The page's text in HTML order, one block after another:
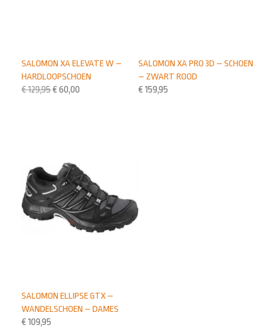
SALOMON XA PRO 3D – SCHOEN
– ZWART ROOD
€ 159,95
SALOMON XA ELEVATE W –
HARDLOOPSCHOEN
€129,95€ 60,00
SALOMON ELLIPSE GTX –
WANDELSCHOEN – DAMES
€ 109,95